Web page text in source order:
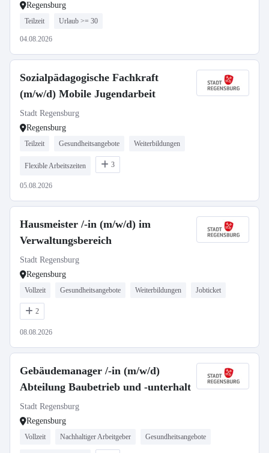
Regensburg
Teilzeit Urlaub >= 30
04.08.2026
Sozialpädagogische Fachkraft
(m/w/d) Mobile Jugendarbeit
Stadt Regensburg
Regensburg
Teilzeit Gesundheitsangebote Weiterbildungen
Flexible Arbeitszeiten 3
05.08.2026
Hausmeister /-in (m/w/d) im
Verwaltungsbereich
Stadt Regensburg
Regensburg
Vollzeit Gesundheitsangebote Weiterbildungen Jobticket
2
08.08.2026
Gebäudemanager /-in (m/w/d)
Abteilung Baubetrieb und -unterhalt
Stadt Regensburg
Regensburg
Vollzeit Nachhaltiger Arbeitgeber Gesundheitsangebote